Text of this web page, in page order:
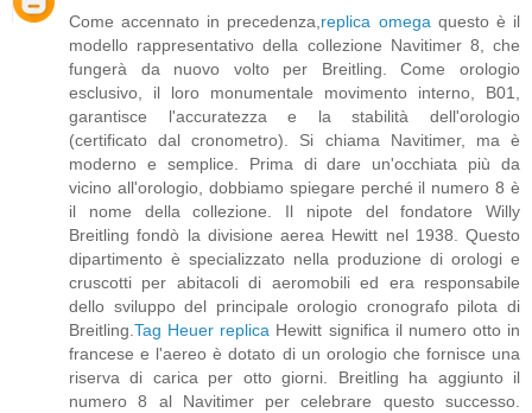
Come accennato in precedenza,replica omegaquesto è il
modello rappresentativo della collezione Navitimer 8, che
fungerà da nuovo volto per Breitling. Come orologio
esclusivo, il loro monumentale movimento interno, B01,
garantisce l'accuratezza e la stabilità dell'orologio
(certificato dal cronometro). Si chiama Navitimer, ma è
moderno e semplice. Prima di dare un'occhiata più da
vicino all'orologio, dobbiamo spiegare perché il numero 8 è
il nome della collezione. Il nipote del fondatore Willy
Breitling fondò la divisione aerea Hewitt nel 1938. Questo
dipartimento è specializzato nella produzione di orologi e
cruscotti per abitacoli di aeromobili ed era responsabile
dello sviluppo del principale orologio cronografo pilota di
Breitling.Tag Heuer replica Hewitt significa il numero otto in
francese e l'aereo è dotato di un orologio che fornisce una
riserva di carica per otto giorni. Breitling ha aggiunto il
numero 8 al Navitimer per celebrare questo successo.